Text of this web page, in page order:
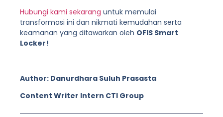
Hubungi kami sekarang untuk memulai
transformasi ini dan nikmati kemudahan serta
keamanan yang ditawarkan oleh OFIS Smart
Locker!
Author: Danurdhara Suluh Prasasta
Content Writer Intern CTI Group